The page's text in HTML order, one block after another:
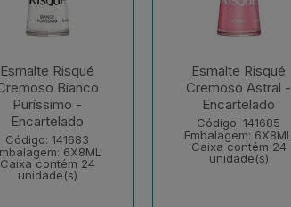
Esmalte Risqué
Bianco
Puríssimo -
Encartelado
Código: 141683
6X8ML
Caixa contém 24
unidade(s)
Esmalte Risqué
Cremoso Astral -
Encartelado
Código: 141685
Embalagem: 6X8ML
Caixa contém 24
unidade(s)